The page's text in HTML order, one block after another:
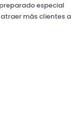
especial
más clientes a